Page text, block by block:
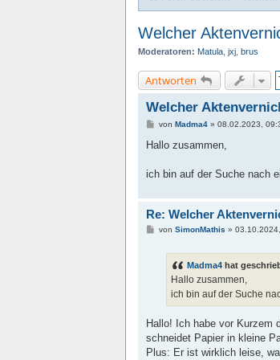
Welcher
Moderatoren: Matula jxj brus
Antworten
Welcher
B
i
a
von Madma4» 08.02.2023,
Hallo zusammen,
ich bin auf der Suche nach
Re: Welcher
Bvon SimonMathis »
Madma4 hat
Hallo zusammen,
ich bin auf der Suche
Hallo! Ich habe vor Kurzem
schneidet Papier in kleine
Plus: Er ist wirklich leise,